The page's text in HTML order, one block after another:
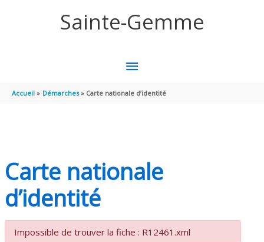
Sainte-Gemme
MENU
PRINCIPAL
Accueil Démarches Carte nationale d’identité
Carte nationale
d’identité
Impossible de trouver la fiche : R12461.xml